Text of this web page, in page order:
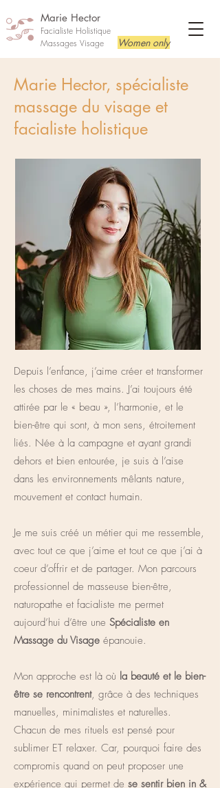
Marie Hector
Facialiste Holistique
Massages Visage
Women only
Marie Hector, spécialiste
massage du visage et
facialiste holistique
Depuis l’enfance, j’aime créer et transformer
les choses de mes mains. J’ai toujours été
attirée par le « beau », l’harmonie, et le
bien-être qui sont, à mon sens, étroitement
liés. Née à la campagne et ayant grandi
dehors et bien entourée, je suis à l’aise
dans les environnements mêlants nature,
mouvement et contact humain.
Je me suis créé un métier qui me ressemble,
avec tout ce que j’aime et tout ce que j’ai à
coeur d’offrir et de partager. Mon parcours
professionnel de masseuse bien-être,
naturopathe et facialiste me permet
aujourd’hui d’être une Spécialiste en
Massage du Visage épanouie.
Mon approche est là où la beauté et le bien-
être se rencontrent, grâce à des techniques
manuelles, minimalistes et naturelles.
Chacun de mes rituels est pensé pour
sublimer ET relaxer. Car, pourquoi faire des
compromis quand on peut proposer une
expérience qui permet de se sentir bien in &